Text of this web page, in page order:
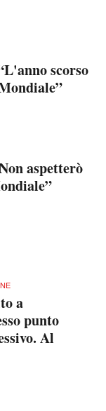
scorso
aspetterò
a
punto
Al